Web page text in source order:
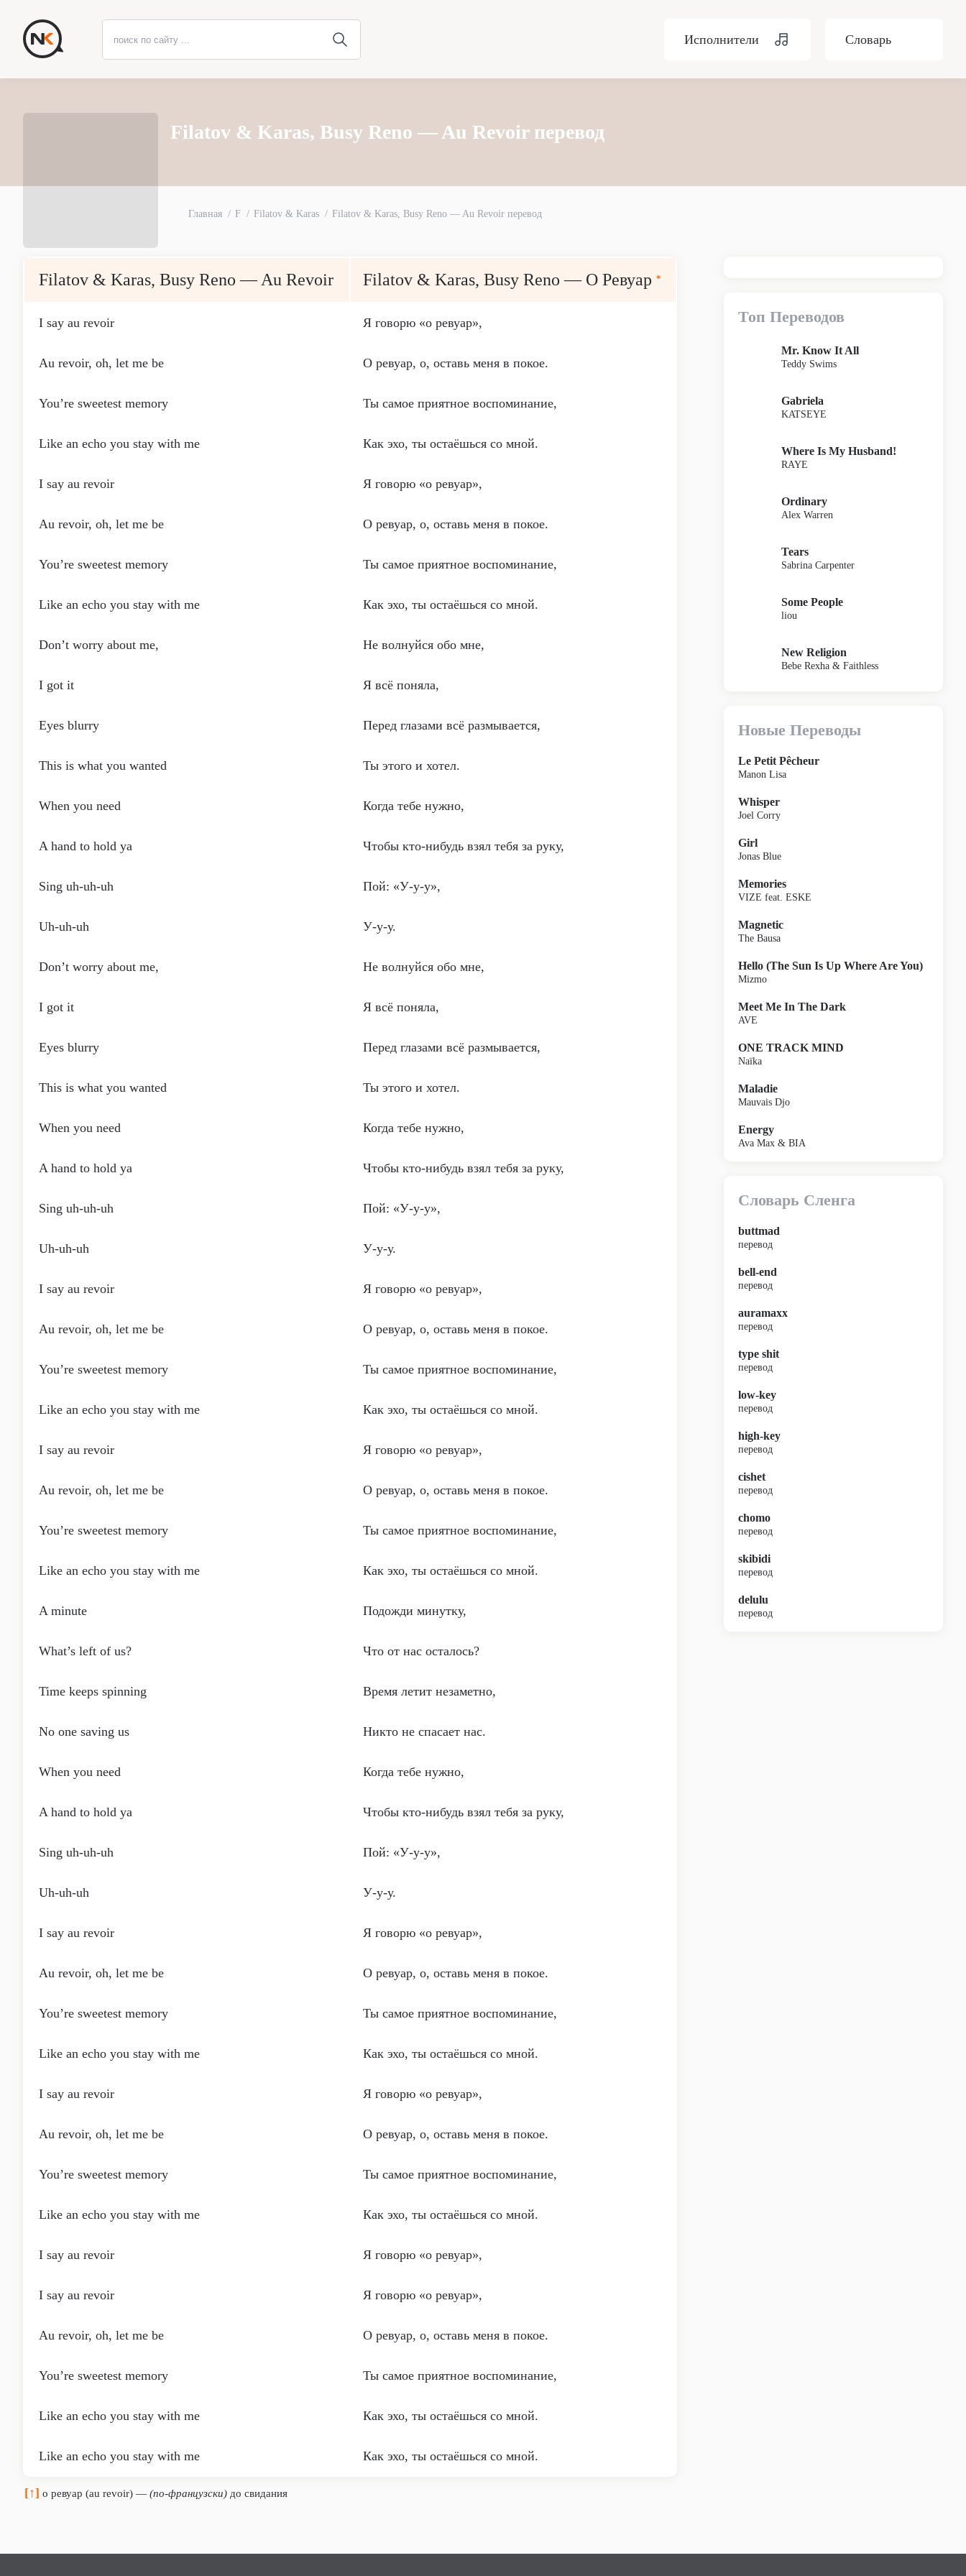
Исполнители Словарь
Filatov & Karas, Busy Reno — Au Revoir перевод
Главная F Filatov & Karas Filatov & Karas, Busy Reno — Au Revoir перевод
Filatov & Karas, Busy Reno — Au Revoir Filatov & Karas, Busy Reno — О Ревуар *
I say au revoir Я говорю «о ревуар»,
Au revoir, oh, let me be О ревуар, о, оставь меня в покое.
You’re sweetest memory Ты самое приятное воспоминание,
Like an echo you stay with me Как эхо, ты остаёшься со мной.
I say au revoir Я говорю «о ревуар»,
Au revoir, oh, let me be О ревуар, о, оставь меня в покое.
You’re sweetest memory Ты самое приятное воспоминание,
Like an echo you stay with me Как эхо, ты остаёшься со мной.
Don’t worry about me, Не волнуйся обо мне,
I got it Я всё поняла,
Eyes blurry Перед глазами всё размывается,
This is what you wanted Ты этого и хотел.
When you need Когда тебе нужно,
A hand to hold ya Чтобы кто-нибудь взял тебя за руку,
Sing uh-uh-uh Пой: «У-у-у»,
Uh-uh-uh У-у-у.
Don’t worry about me, Не волнуйся обо мне,
I got it Я всё поняла,
Eyes blurry Перед глазами всё размывается,
This is what you wanted Ты этого и хотел.
When you need Когда тебе нужно,
A hand to hold ya Чтобы кто-нибудь взял тебя за руку,
Sing uh-uh-uh Пой: «У-у-у»,
Uh-uh-uh У-у-у.
I say au revoir Я говорю «о ревуар»,
Au revoir, oh, let me be О ревуар, о, оставь меня в покое.
You’re sweetest memory Ты самое приятное воспоминание,
Like an echo you stay with me Как эхо, ты остаёшься со мной.
I say au revoir Я говорю «о ревуар»,
Au revoir, oh, let me be О ревуар, о, оставь меня в покое.
You’re sweetest memory Ты самое приятное воспоминание,
Like an echo you stay with me Как эхо, ты остаёшься со мной.
A minute Подожди минутку,
What’s left of us? Что от нас осталось?
Time keeps spinning Время летит незаметно,
No one saving us Никто не спасает нас.
When you need Когда тебе нужно,
A hand to hold ya Чтобы кто-нибудь взял тебя за руку,
Sing uh-uh-uh Пой: «У-у-у»,
Uh-uh-uh У-у-у.
I say au revoir Я говорю «о ревуар»,
Au revoir, oh, let me be О ревуар, о, оставь меня в покое.
You’re sweetest memory Ты самое приятное воспоминание,
Like an echo you stay with me Как эхо, ты остаёшься со мной.
I say au revoir Я говорю «о ревуар»,
Au revoir, oh, let me be О ревуар, о, оставь меня в покое.
You’re sweetest memory Ты самое приятное воспоминание,
Like an echo you stay with me Как эхо, ты остаёшься со мной.
I say au revoir Я говорю «о ревуар»,
I say au revoir Я говорю «о ревуар»,
Au revoir, oh, let me be О ревуар, о, оставь меня в покое.
You’re sweetest memory Ты самое приятное воспоминание,
Like an echo you stay with me Как эхо, ты остаёшься со мной.
Like an echo you stay with me Как эхо, ты остаёшься со мной.
[↑] о ревуар (au revoir) — (по-французски) до свидания
Топ Переводов
Mr. Know It All
Teddy Swims
Gabriela
KATSEYE
Where Is My Husband!
RAYE
Ordinary
Alex Warren
Tears
Sabrina Carpenter
Some People
liou
New Religion
Bebe Rexha & Faithless
Новые Переводы
Le Petit Pêcheur
Manon Lisa
Whisper
Joel Corry
Girl
Jonas Blue
Memories
VIZE feat. ESKE
Magnetic
The Bausa
Hello (The Sun Is Up Where Are You)
Mizmo
Meet Me In The Dark
AVE
ONE TRACK MIND
Naïka
Maladie
Mauvais Djo
Energy
Ava Max & BIA
Словарь Сленга
buttmad
перевод
bell-end
перевод
auramaxx
перевод
type shit
перевод
low-key
перевод
high-key
перевод
cishet
перевод
chomo
перевод
skibidi
перевод
delulu
перевод